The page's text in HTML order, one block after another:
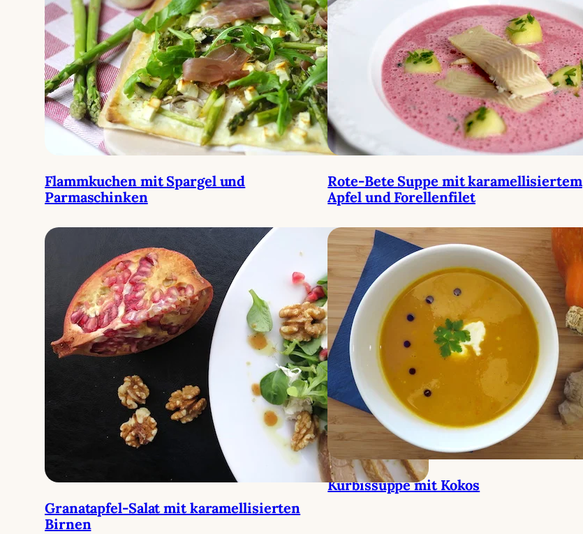
Flammkuchen mit Spargel und
Parmaschinken
Rote-Bete Suppe mit karamellisiertem
Apfel und Forellenfilet
Granatapfel-Salat mit karamellisierten
Birnen
Kürbissuppe mit Kokos